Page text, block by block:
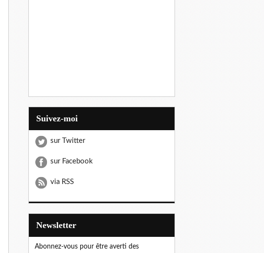
Suivez-moi
sur Twitter
sur Facebook
via RSS
Newsletter
Abonnez-vous pour être averti des